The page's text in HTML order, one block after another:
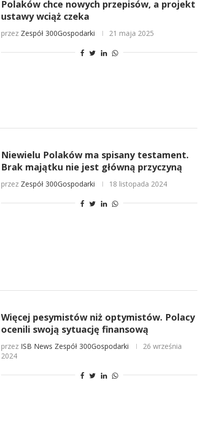
Polaków chce nowych przepisów, a projekt
ustawy wciąż czeka
przez Zespół 300Gospodarki 21 maja 2025
Niewielu Polaków ma spisany testament.
Brak majątku nie jest główną przyczyną
przez Zespół 300Gospodarki 18 listopada 2024
Więcej pesymistów niż optymistów. Polacy
ocenili swoją sytuację finansową
przez ISB News Zespół 300Gospodarki
26 września
2024